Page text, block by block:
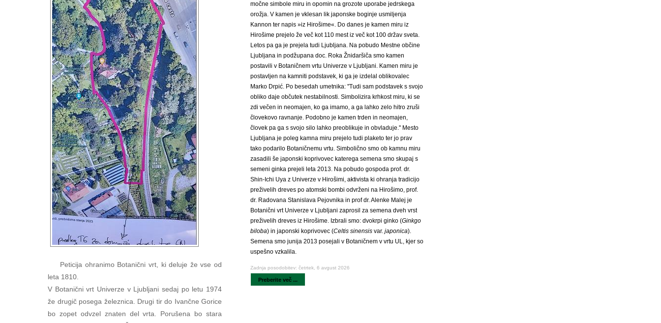
Peticija ohranimo Botanični vrt, ki deluje že vse od
leta 1810.
V Botanični vrt Univerze v Ljubljani sedaj po letu 1974
že drugič posega železnica. Drugi tir do Ivančne Gorice
bo zopet odvzel znaten del vrta. Porušena bo stara
močne simbole miru in opomin na grozote uporabe jedrskega
orožja. V kamen je vklesan lik japonske boginje usmiljenja
Kannon ter napis »iz Hirošime«. Do danes je kamen miru iz
Hirošime prejelo že več kot 110 mest iz več kot 100 držav sveta.
Letos pa ga je prejela tudi Ljubljana. Na pobudo Mestne občine
Ljubljana in podžupana doc. Roka Žnidaršiča smo kamen
postavili v Botaničnem vrtu Univerze v Ljubljani. Kamen miru je
postavljen na kamniti podstavek, ki ga je izdelal oblikovalec
Marko Drpić. Po besedah umetnika: ''Tudi sam podstavek s svojo
obliko daje občutek nestabilnosti. Simbolizira krhkost miru, ki se
zdi večen in neomajen, ko ga imamo, a ga lahko zelo hitro zruši
človekovo ravnanje. Podobno je kamen trden in neomajen,
človek pa ga s svojo silo lahko preoblikuje in obvladuje.'' Mesto
Ljubljana je poleg kamna miru prejelo tudi plaketo ter jo prav
tako podarilo Botaničnemu vrtu. Simbolično smo ob kamnu miru
zasadili še japonski koprivovec katerega semena smo skupaj s
semeni ginka prejeli leta 2013. Na pobudo gospoda prof. dr.
Shin-Ichi Uya z Univerze v Hirošimi, aktivista ki ohranja tradicijo
preživelih dreves po atomski bombi odvrženi na Hirošimo, prof.
dr. Radovana Stanislava Pejovnika in prof dr. Alenke Malej je
Botanični vrt Univerze v Ljubljani zaprosil za semena dveh vrst
preživelih dreves iz Hirošime. Izbrali smo: dvokrpi ginko (Ginkgo
biloba) in japonski koprivovec (Celtis sinensis var. japonica).
Semena smo junija 2013 posejali v Botaničnem v vrtu UL, kjer so
uspešno vzkalila.
Zadnja posodobitev: četrtek, 6 avgust 2026
Preberite več ...